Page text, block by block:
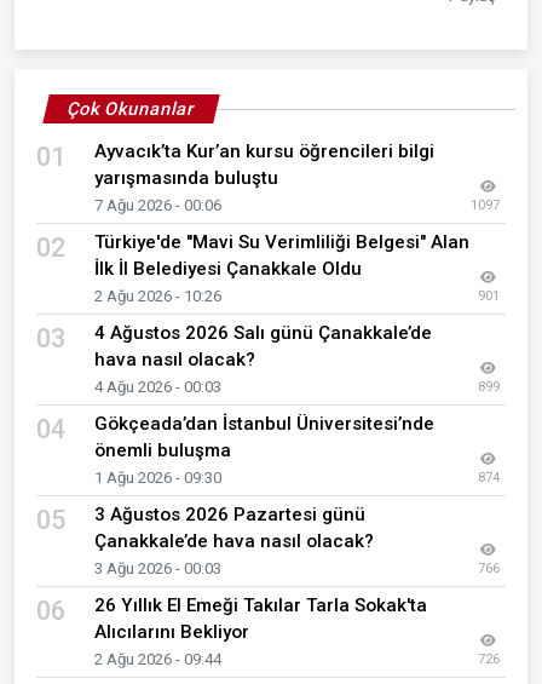
Çok Okunanlar
01
Ayvacık’ta Kur’an kursu öğrencileri bilgi
yarışmasında buluştu
7 Ağu 2026 - 00:06 1097
02
Türkiye'de "Mavi Su Verimliliği Belgesi" Alan
İlk İl Belediyesi Çanakkale Oldu
2 Ağu 2026 - 10:26 901
03
4 Ağustos 2026 Salı günü Çanakkale’de
hava nasıl olacak?
4 Ağu 2026 - 00:03 899
04
Gökçeada’dan İstanbul Üniversitesi’nde
önemli buluşma
1 Ağu 2026 - 09:30 874
05
3 Ağustos 2026 Pazartesi günü
Çanakkale’de hava nasıl olacak?
3 Ağu 2026 - 00:03 766
06
26 Yıllık El Emeği Takılar Tarla Sokak'ta
Alıcılarını Bekliyor
2 Ağu 2026 - 09:44 726